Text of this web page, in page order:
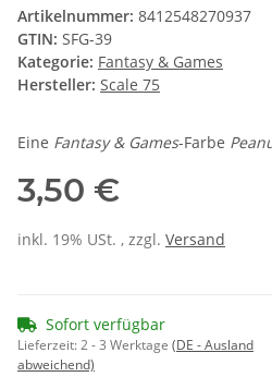
Artikelnummer: 8412548270937
GTIN: SFG-39
Kategorie: Fantasy & Games
Hersteller: Scale 75
Eine Fantasy & Games-Farbe
3,50 €
inkl. 19% USt. , zzgl. Versand
Sofort verfügbar
Lieferzeit:2 - 3 Werktage (DE - Ausland
abweichend)